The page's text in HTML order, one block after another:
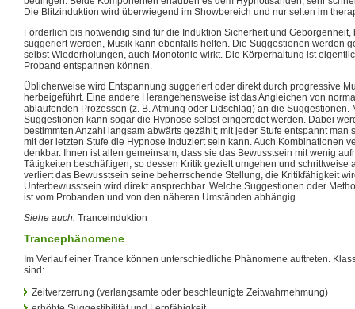
Die Blitzinduktion wird überwiegend im Showbereich und nur selten im
Förderlich bis notwendig sind für die Induktion Sicherheit und
suggeriert werden, Musik kann ebenfalls helfen. Die Suggestionen werden
selbst Wiederholungen, auch Monotonie wirkt. Die Körperhaltung ist
Proband entspannen können.
Üblicherweise wird Entspannung suggeriert oder direkt durch progressive
herbeigeführt. Eine andere Herangehensweise ist das Angleichen von
ablaufenden Prozessen (z. B. Atmung oder Lidschlag) an die Suggestionen.
Suggestionen kann sogar die Hypnose selbst eingeredet werden. Dabei
bestimmten Anzahl langsam abwärts gezählt; mit jeder Stufe entspannt man
mit der letzten Stufe die Hypnose induziert sein kann. Auch Kombinationen
denkbar. Ihnen ist allen gemeinsam, dass sie das Bewusstsein mit wenig
Tätigkeiten beschäftigen, so dessen Kritik gezielt umgehen und schrittweise
verliert das Bewusstsein seine beherrschende Stellung, die Kritikfähigkeit
Unterbewusstsein wird direkt ansprechbar. Welche Suggestionen oder
ist vom Probanden und von den näheren Umständen abhängig.
Siehe auch: Tranceinduktion
Trancephänomene
Im Verlauf einer Trance können unterschiedliche Phänomene auftreten.
sind:
Zeitverzerrung (verlangsamte oder beschleunigte Zeitwahrnehmung)